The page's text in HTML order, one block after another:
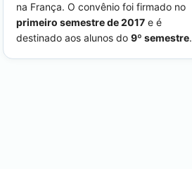
na França. O convênio foi firmado no
primeiro semestre de 2017 e é
destinado aos alunos do9º semestre.